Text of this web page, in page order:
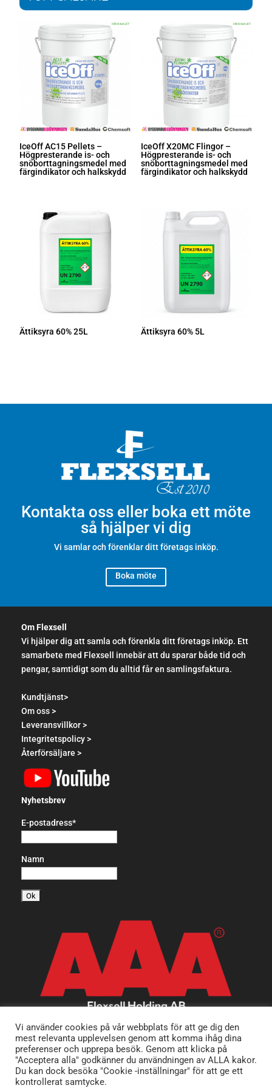
IceOff AC15 Pellets –
Högpresterande is- och
snöborttagningsmedel med
färgindikator och halkskydd
IceOff X20MC Flingor –
Högpresterande is- och
snöborttagningsmedel med
färgindikator och halkskydd
Ättiksyra 60% 25L Ättiksyra 60% 5L
Kontakta oss eller boka ett möte
så hjälper vi dig
Vi samlar och förenklar ditt företags inköp.
Boka möte
Om Flexsell
Vi hjälper dig att samla och förenkla ditt företags inköp. Ett
samarbete med Flexsell innebär att du sparar både tid och
pengar, samtidigt som du alltid får en samlingsfaktura.
Kundtjänst>
Om oss >
Leveransvillkor >
Integritetspolicy >
Återförsäljare >
Nyhetsbrev
E-postadress*
Namn
Vi använder cookies på vår webbplats för att ge dig den
mest relevanta upplevelsen genom att komma ihåg dina
preferenser och upprepa besök. Genom att klicka på
"Acceptera alla" godkänner du användningen av ALLA kakor.
Du kan dock besöka "Cookie -inställningar" för att ge ett
kontrollerat samtycke.